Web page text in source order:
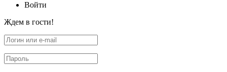
Войти
Ждем в гости!